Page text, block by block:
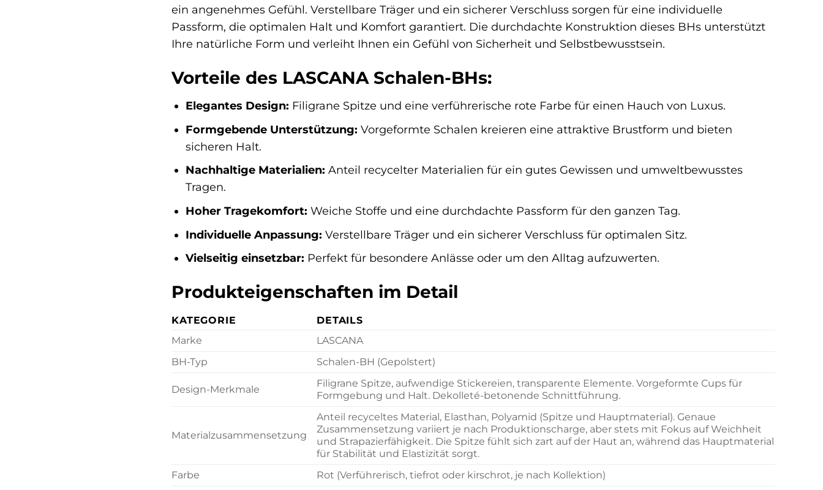
ein angenehmes Gefühl. Verstellbare Träger und ein sicherer Verschluss sorgen für eine individuelle
Passform, die optimalen Halt und Komfort garantiert. Die durchdachte Konstruktion dieses BHs unterstützt
Ihre natürliche Form und verleiht Ihnen ein Gefühl von Sicherheit und Selbstbewusstsein.
Vorteile des LASCANA Schalen-BHs:
Elegantes Design: Filigrane Spitze und eine verführerische rote Farbe für einen Hauch von Luxus.
Formgebende Unterstützung: Vorgeformte Schalen kreieren eine attraktive Brustform und bieten
sicheren Halt.
Nachhaltige Materialien: Anteil recycelter Materialien für ein gutes Gewissen und umweltbewusstes
Tragen.
Hoher Tragekomfort: Weiche Stoffe und eine durchdachte Passform für den ganzen Tag.
Individuelle Anpassung: Verstellbare Träger und ein sicherer Verschluss für optimalen Sitz.
Vielseitig einsetzbar: Perfekt für besondere Anlässe oder um den Alltag aufzuwerten.
Produkteigenschaften im Detail
KATEGORIE
DETAILS
Marke
LASCANA
BH-Typ
Schalen-BH (Gepolstert)
Design-Merkmale
Filigrane Spitze, aufwendige Stickereien, transparente Elemente. Vorgeformte Cups für
Formgebung und Halt. Dekolleté-betonende Schnittführung.
Materialzusammensetzung
Anteil recyceltes Material, Elasthan, Polyamid (Spitze und Hauptmaterial). Genaue
Zusammensetzung variiert je nach Produktionscharge, aber stets mit Fokus auf Weichheit
und Strapazierfähigkeit. Die Spitze fühlt sich zart auf der Haut an, während das Hauptmaterial
für Stabilität und Elastizität sorgt.
Farbe
Rot (Verführerisch, tiefrot oder kirschrot, je nach Kollektion)